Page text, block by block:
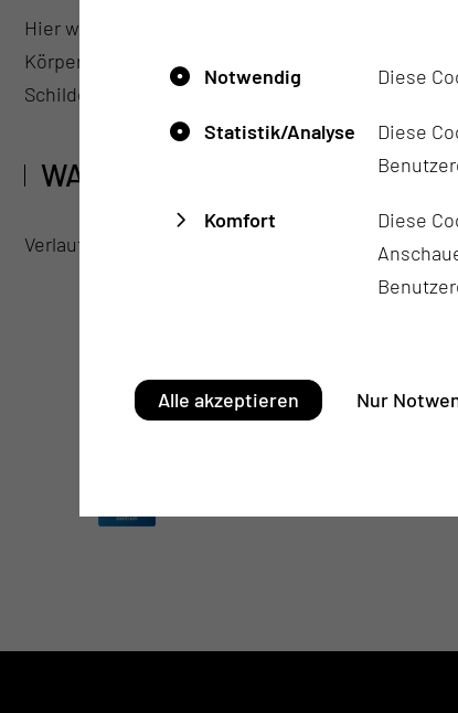
Hier werden einzelne Zellen untersucht (nicht
Körperhöhlen (Pleura-, Perikard-, Peritoneum).
Schilddrüsenpunktate gehören zum
WAS IST ZU BEACHTEN?
Verlaufskontrolle und Rückkopplung mit
Notwendig Diese
Statistik/Analyse
Diese
Komfort
Diese
Alle akzeptieren Nur